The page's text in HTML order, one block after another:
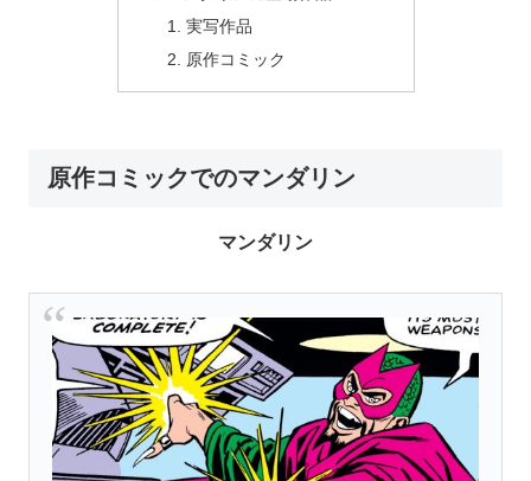
実写作品
原作コミック
原作コミックでのマンダリン
マンダリン